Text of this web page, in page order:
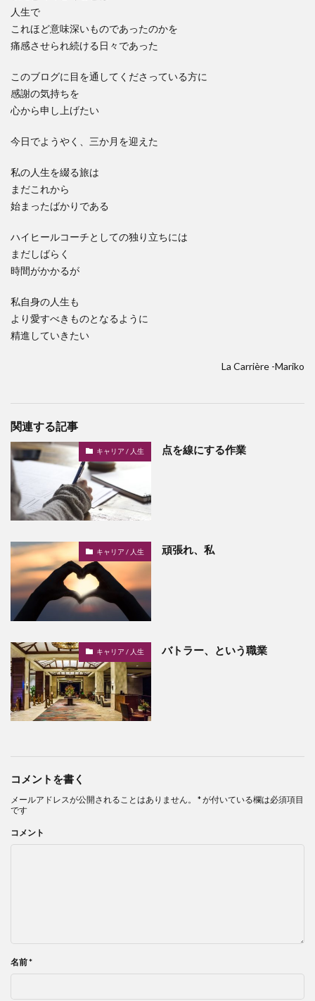
人生で
これほど意味深いものであったのかを
痛感させられ続ける日々であった
このブログに目を通してくださっている方に
感謝の気持ちを
心から申し上げたい
今日でようやく、三か月を迎えた
私の人生を綴る旅は
まだこれから
始まったばかりである
ハイヒールコーチとしての独り立ちには
まだしばらく
時間がかかるが
私自身の人生も
より愛すべきものとなるように
精進していきたい
La Carrière -Mariko
関連する記事
キャリア / 人生 点を線にする作業
キャリア / 人生 頑張れ、私
キャリア / 人生 バトラー、という職業
コメントを書く
メールアドレスが公開されることはありません。 *が付いている欄は必須項目
です
コメント
名前*